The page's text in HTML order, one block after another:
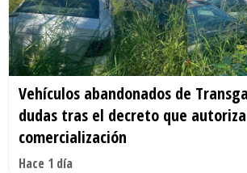
Vehículos abandonados de
dudas tras el decreto que
comercialización
Hace 1 día